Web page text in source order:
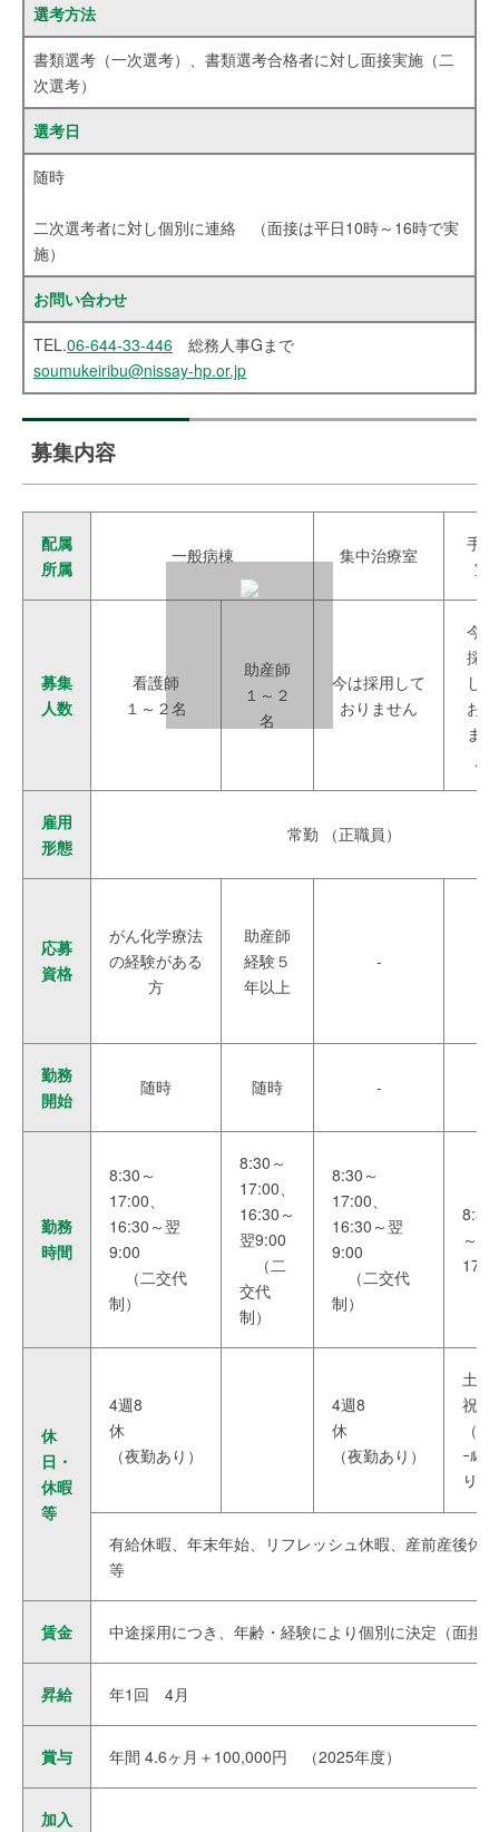
選考方法
書類選考（一次選考）、書類選考合格者に対し面接実施（二
次選考）
選考日
随時
二次選考者に対し個別に連絡 （面接は平日10時～16時で実
施）
お問い合わせ
TEL.06-644-33-446 総務人事Gまで
soumukeiribu@nissay-hp.or.jp
募集内容
配属
所属
一般病棟 集中治療室
手術
室
募集
人数
看護師
１～２名
助産師
１～２
名
今は採用して
おりません
今は
採用
して
おり
ませ
ん
雇用
形態
常勤 （正職員）
応募
資格
がん化学療法
の経験がある
方
助産師
経験５
年以上
-
勤務
開始
随時 随時 -
勤務
時間
8:30～
17:00、
16:30～翌
9:00
（二交代
制）
8:30～
17:00、
16:30～
翌9:00
（二
交代
制）
8:30～
17:00、
16:30～翌
9:00
（二交代
制）
8:30
～
休
日・
休暇
等
4週8
休
（夜勤あり）
4週8
休
（夜勤あり）
土日
祝
（ｵﾝ
ｰﾙあ
り）
有給休暇、年末年始、リフレッシュ休暇、産前産後休
等
賃金 中途採用につき、年齢・経験により個別に決定（面接
昇給 年1回 4月
賞与 年間 4.6ヶ月＋100,000円 （2025年度）
加入